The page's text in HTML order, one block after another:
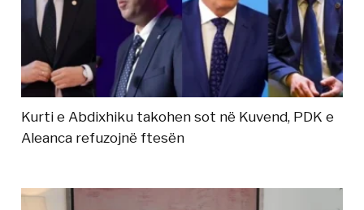
Kurti e Abdixhiku takohen sot në Kuvend, PDK e
Aleanca refuzojnë ftesën